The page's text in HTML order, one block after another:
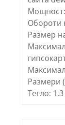
Обороти
Размер
Размери
Тегло: